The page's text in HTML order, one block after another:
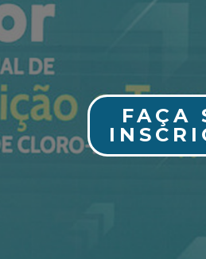
FAÇA